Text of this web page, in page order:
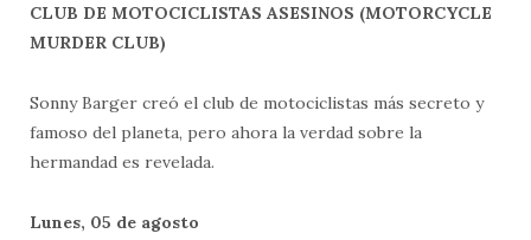
CLUB DE MOTOCICLISTAS ASESINOS (MOTORCYCLE
MURDER CLUB)
Sonny Barger creó el club de motociclistas más secreto y
famoso del planeta, pero ahora la verdad sobre la
hermandad es revelada.
Lunes, 05 de agosto